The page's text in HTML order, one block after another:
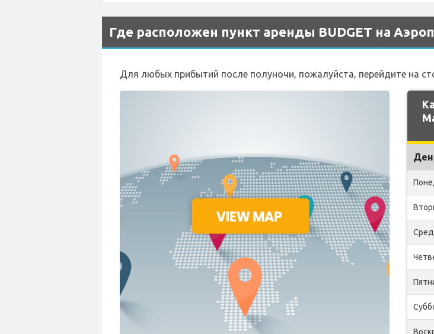
Где расположен пункт аренды BUDGET на
Для любых прибытий после полуночи, пожалуйста, перейдите на